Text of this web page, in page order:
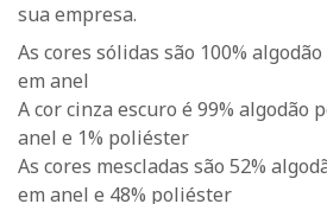
sua empresa.
As cores sólidas são 100%
em anel
A cor cinza escuro é 99% algodão
anel e 1% poliéster
As cores mescladas são 52%
em anel e 48% poliéster